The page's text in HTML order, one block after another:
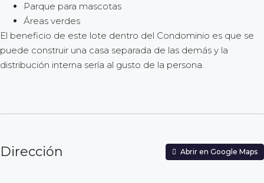
Parque para mascotas
Áreas verdes
El beneficio de este lote dentro del Condominio es que se
puede construir una casa separada de las demás y la
distribución interna sería al gusto de la persona.
Dirección Abrir en Google Maps